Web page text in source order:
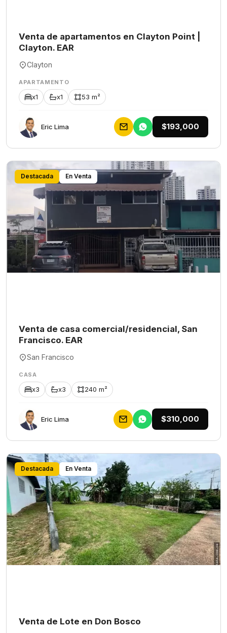
Venta de apartamentos en Clayton Point |
Clayton. EAR
Clayton
APARTAMENTO
x1 x1 53 m²
Eric Lima $193,000
Destacada En Venta
Venta de casa comercial/residencial, San
Francisco. EAR
San Francisco
CASA
x3 x3 240 m²
Eric Lima $310,000
Destacada En Venta
Venta de Lote en Don Bosco